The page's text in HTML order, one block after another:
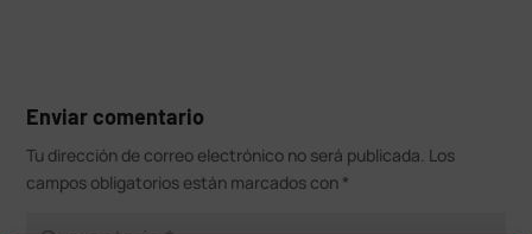
Enviar comentario
Tu dirección de correo electrónico no será publicada. Los
campos obligatorios están marcados con *